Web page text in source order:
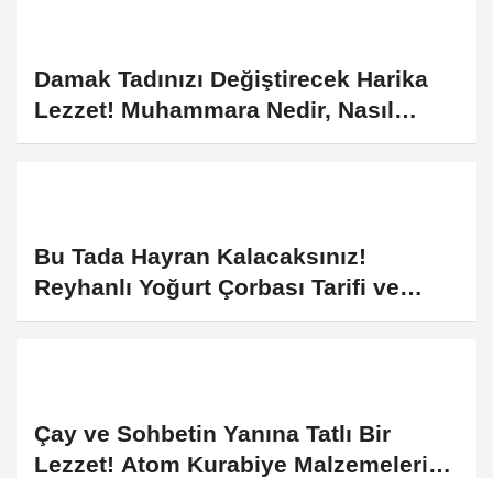
Damak Tadınızı Değiştirecek Harika
Lezzet! Muhammara Nedir, Nasıl
Yapılır?
Bu Tada Hayran Kalacaksınız!
Reyhanlı Yoğurt Çorbası Tarifi ve
Yapılışı
Çay ve Sohbetin Yanına Tatlı Bir
Lezzet! Atom Kurabiye Malzemeleri